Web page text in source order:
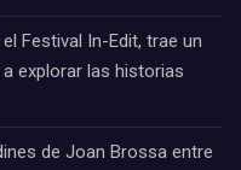
Festival In-Edit, trae un
explorar las historias
de Joan Brossa entre